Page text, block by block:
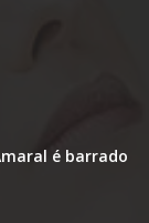
é barrado